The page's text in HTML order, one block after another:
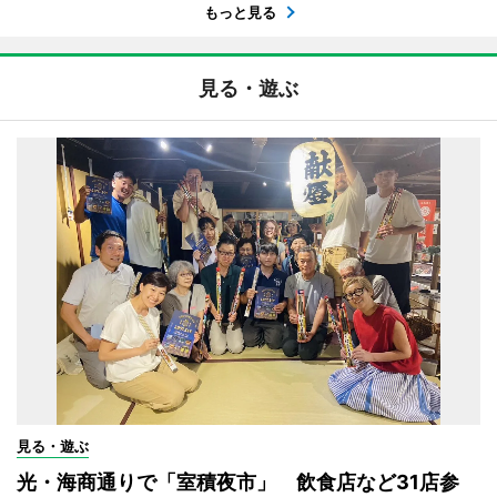
もっと見る
見る・遊ぶ
見る・遊ぶ
光・海商通りで「室積夜市」 飲食店など31店参